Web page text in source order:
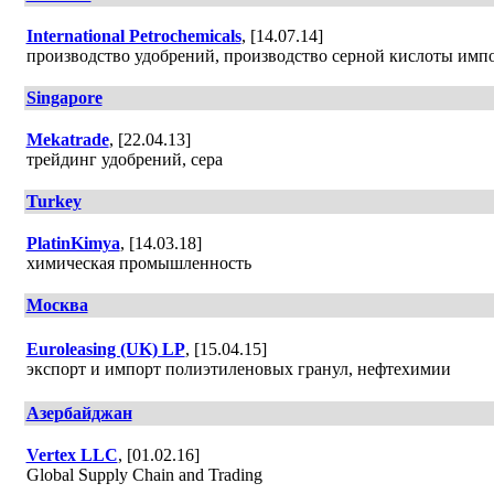
International Petrochemicals, [14.07.14]
производство удобрений, производство серной кислоты
Singapore
Mekatrade, [22.04.13]
трейдинг удобрений, сера
Turkey
PlatinKimya, [14.03.18]
химическая промышленность
Москва
Euroleasing (UK) LP, [15.04.15]
экспорт и импорт полиэтиленовых гранул, нефтехимии
Азербайджан
Vertex LLC, [01.02.16]
Global Supply Chain and Trading